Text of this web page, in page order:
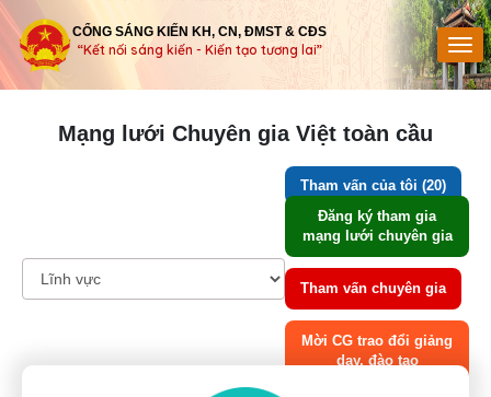
CỔNG SÁNG KIẾN KH, CN, ĐMST & CĐS
“Kết nối sáng kiến - Kiến tạo tương lai”
Mạng lưới Chuyên gia Việt toàn cầu
Tham vấn của tôi (20)
Đăng ký tham gia
mạng lưới chuyên gia
Tham vấn chuyên gia
Mời CG trao đổi giảng
dạy, đào tạo